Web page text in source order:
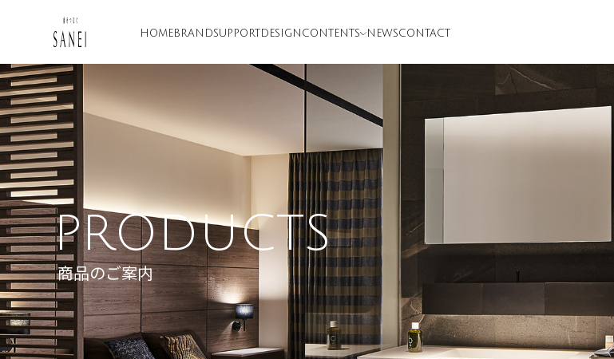
HOME BRANDSUPPORT DESIGN CONTENTS NEWSCONTACT
PRODUCTS
商品のご案内